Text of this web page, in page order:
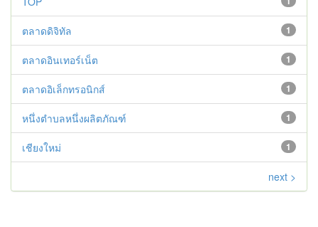
1
ตลาดดิจิทัล
1
ตลาดอินเทอร์เน็ต
1
ตลาดอิเล็กทรอนิกส์
1
หนึ่งตำบลหนึ่งผลิตภัณฑ์
1
เชียงใหม่
next >